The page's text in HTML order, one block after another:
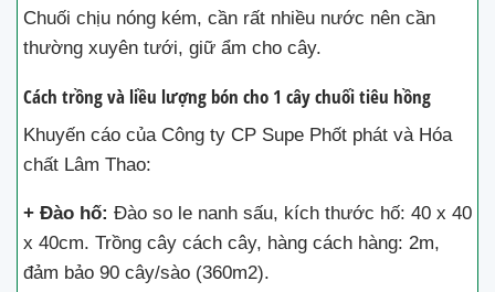
Chuối chịu nóng kém, cần rất nhiều nước nên cần
thường xuyên tưới, giữ ẩm cho cây.
Cách trồng và liều lượng bón cho 1 cây chuối tiêu hồng
Khuyến cáo của Công ty CP Supe Phốt phát và Hóa
chất Lâm Thao:
+ Đào hố: Đào so le nanh sấu, kích thước hố: 40 x 40
x 40cm. Trồng cây cách cây, hàng cách hàng: 2m,
đảm bảo 90 cây/sào (360m2).